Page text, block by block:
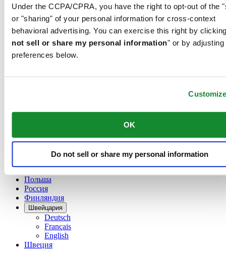
Under the CCPA/CPRA, you have the right to opt-out of the
or "sharing" of your personal information for cross-context
behavioral advertising. You can exercise this right by
not sell or share my personal information" or by adjusting
preferences below.
OK
Do not sell or share my personal information
Австрия
Dutch
Français
Великобритания
Дания
Ирландия
简体中文
Français
Нидерланды
Польша
Россия
Финляндия
Швейцария
Deutsch
Français
English
Швеция